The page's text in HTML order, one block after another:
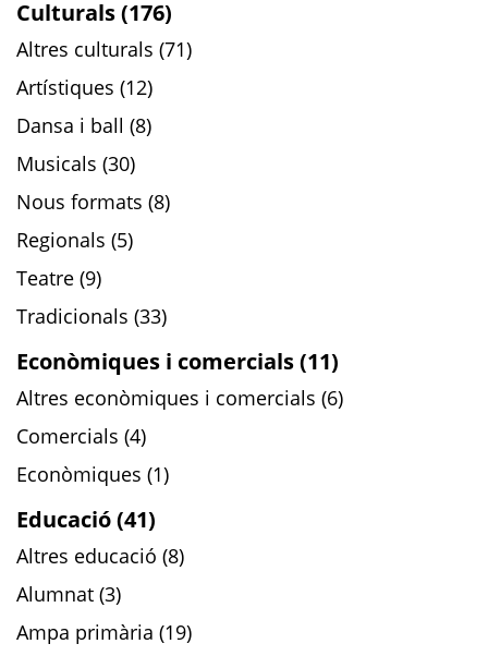
Culturals (176)
Altres culturals (71)
Artístiques (12)
Dansa i ball (8)
Musicals (30)
Nous formats (8)
Regionals (5)
Teatre (9)
Tradicionals (33)
Econòmiques i comercials (11)
Altres econòmiques i comercials (6)
Comercials (4)
Econòmiques (1)
Educació (41)
Altres educació (8)
Alumnat (3)
Ampa primària (19)